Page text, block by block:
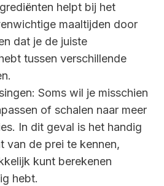
helpt bij het
maaltijden door
dat je de juiste
tussen verschillende
Soms wil je misschien
of schalen naar meer
In dit geval is het handig
van de prei te kennen,
kunt berekenen
hebt.